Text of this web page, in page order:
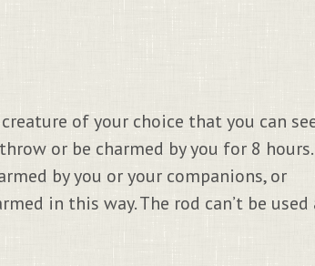
of your choice that you can
or be charmed by you for 8 hours.
by you or your companions, or
in this way. The rod can’t be used